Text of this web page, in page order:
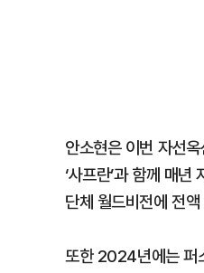
안소현은 이번 자선
‘사프란’과 함께 매
단체 월드비전에 전
또한 2024년에는 퍼